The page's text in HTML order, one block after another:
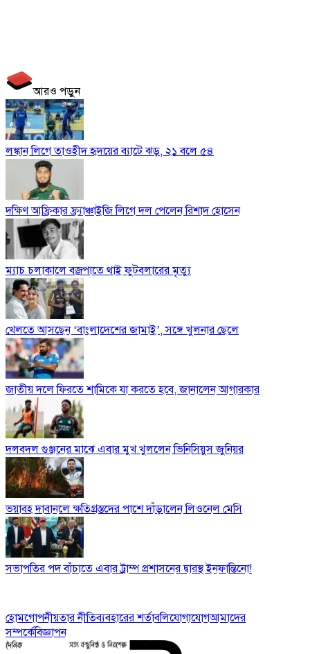
আরও পড়ুন
লঙ্কান লিগে তাওহীদ হৃদয়ের ব্যাটে ঝড়, ২১ বলে ৫৪
দক্ষিণ আফ্রিকার ফ্র্যাঞ্চাইজি লিগে দল পেলেন রিশাদ হোসেন
ম্যাচ চলাকালে বজ্রপাতে থাই ফুটবলারের মৃত্যু
খেলতে আসছেন ‘বাংলাদেশের জামাই’, সঙ্গে খুলনার ছেলে
জাতীয় দলে ফিরতে শামিকে যা করতে হবে, জানালেন আগারকার
দলবদল গুঞ্জনের মাঝে এবার মুখ খুললেন ভিনিসিয়ুস জুনিয়র
ভয়াবহ দাবানলে ক্ষতিগ্রস্তদের পাশে দাঁড়ালেন লিওনেল মেসি
সভাপতির পদ বাঁচাতে এবার ট্রাম্প প্রশাসনের দ্বারস্থ ইনফান্তিনো!
হোমগোপনীয়তার নীতিব্যবহারের শর্তাবলিযোগাযোগআমাদের
সম্পর্কেবিজ্ঞাপন